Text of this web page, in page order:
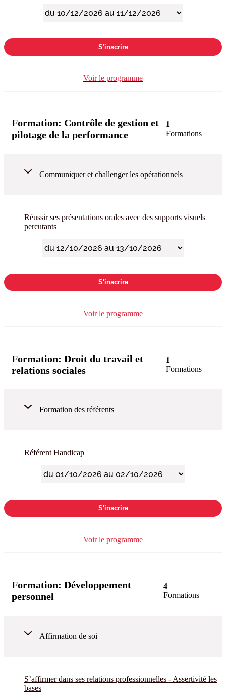
S'inscrire
Voir le programme
Formation: Contrôle de gestion et
pilotage de la performance
1
Formations
Communiquer et challenger les opérationnels
Réussir ses présentations orales avec des supports visuels
percutants
S'inscrire
Voir le programme
Formation: Droit du travail et
relations sociales
1
Formations
Formation des référents
Référent Handicap
S'inscrire
Voir le programme
Formation: Développement
personnel
4
Formations
Affirmation de soi
S’affirmer dans ses relations professionnelles - Assertivité les
bases